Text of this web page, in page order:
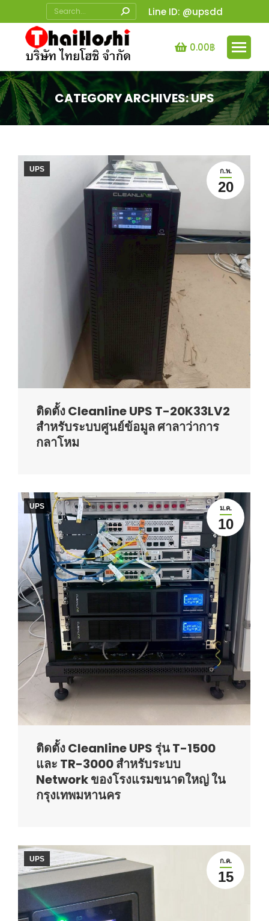
Search: Line ID: @upsdd
0.00฿
CATEGORY ARCHIVES:UPS
You are here:
ก.พ.
20
UPS
ติดตั้ง Cleanline UPS T-20K33LV2
สำหรับระบบศูนย์ข้อมูล ศาลาว่าการ
กลาโหม
ม.ค.
10
UPS
ติดตั้ง Cleanline UPS รุ่น T-1500
และ TR-3000 สำหรับระบบ
Network ของโรงแรมขนาดใหญ่ ใน
กรุงเทพมหานคร
ก.ค.
15
UPS